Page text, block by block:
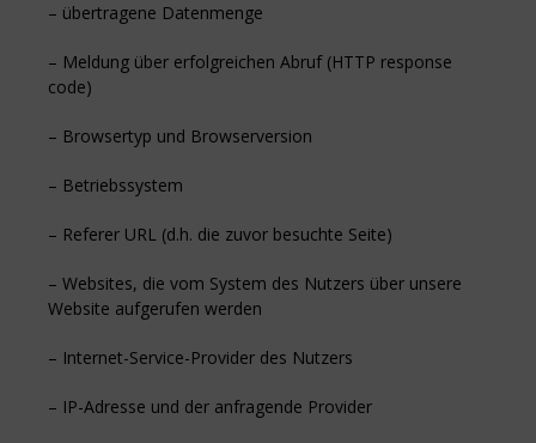
– übertragene Datenmenge
– Meldung über erfolgreichen Abruf (HTTP response
code)
– Browsertyp und Browserversion
– Betriebssystem
– Referer URL (d.h. die zuvor besuchte Seite)
– Websites, die vom System des Nutzers über unsere
Website aufgerufen werden
– Internet-Service-Provider des Nutzers
– IP-Adresse und der anfragende Provider